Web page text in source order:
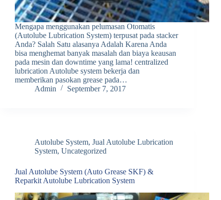
Mengapa menggunakan pelumasan Otomatis
(Autolube Lubrication System) terpusat pada stacker
Anda? Salah Satu alasanya Adalah Karena Anda
bisa menghemat banyak masalah dan biaya keausan
pada mesin dan downtime yang lama! centralized
lubrication Autolube system bekerja dan
memberikan pasokan grease pada…
Admin
September 7, 2017
Autolube System, Jual Autolube Lubrication
System, Uncategorized
Jual Autolube System (Auto Grease SKF) &
Reparkit Autolube Lubrication System